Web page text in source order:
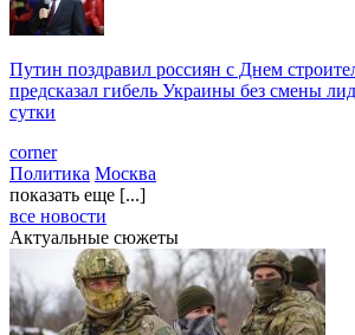
Путин поздравил россиян с Днем
предсказал гибель Украины без смены
сутки
corner
Политика Москва
показать еще [...]
все новости
Актуальные сюжеты